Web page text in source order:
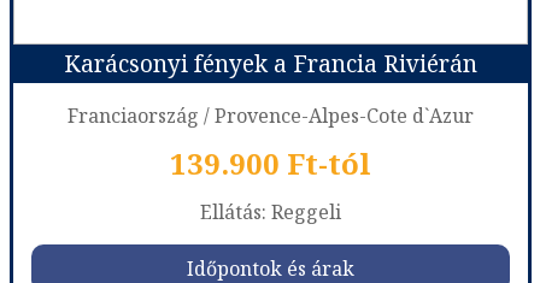
Karácsonyi fények a Francia Riviérán
Franciaország / Provence-Alpes-Cote d`Azur
139.900 Ft-tól
Ellátás: Reggeli
Időpontok és árak